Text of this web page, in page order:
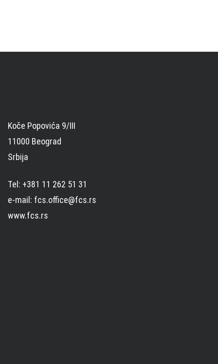
Koče Popovića 9/III
11000 Beograd
Srbija
Tel: +381 11 262 51 31
e-mail: fcs.office@fcs.rs
www.fcs.rs